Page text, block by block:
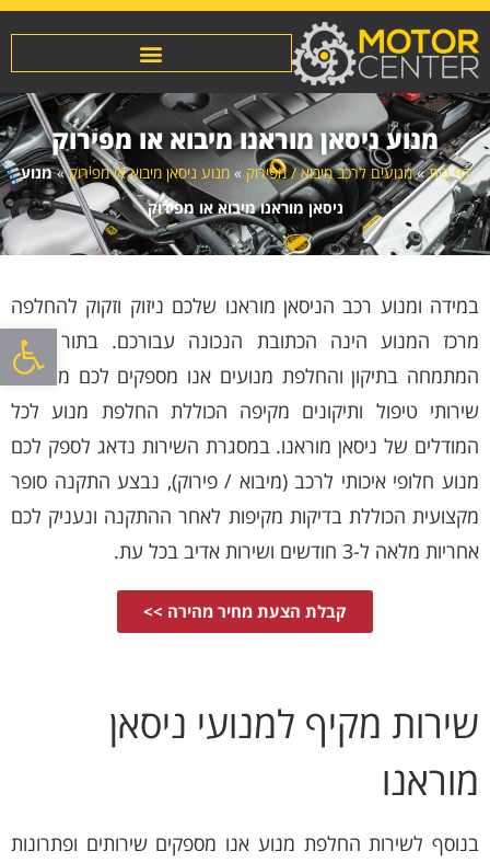
פתח
מנוע ניסאן מוראנו מיבוא או מפירוק
דף בית»מנועים לרכב מיבוא / מפירוק »מנוע ניסאן מיבוא או מפירוק»מנוע
ניסאן מוראנו מיבוא או מפירוק
במידה ומנוע רכב הניסאן מוראנו שלכם ניזוק וזקוק להחלפה
מרכז המנוע הינה הכתובת הנכונה עבורכם. בתור מוסך
המתמחה בתיקון והחלפת מנועים אנו מספקים לכם מעטפת
שירותי טיפול ותיקונים מקיפה הכוללת החלפת מנוע לכל
המודלים של ניסאן מוראנו. במסגרת השירות נדאג לספק לכם
מנוע חלופי איכותי לרכב (מיבוא / פירוק), נבצע התקנה סופר
מקצועית הכוללת בדיקות מקיפות לאחר ההתקנה ונעניק לכם
אחריות מלאה ל-3 חודשים ושירות אדיב בכל עת.
קבלת הצעת מחיר מהירה >>
שירות מקיף למנועי ניסאן
מוראנו
בנוסף לשירות החלפת מנוע אנו מספקים שירותים ופתרונות